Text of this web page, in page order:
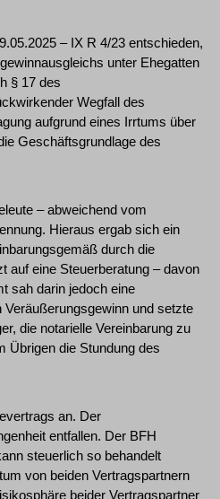
– IX R 4/23 entschieden,
unter Ehegatten
§ 17 des
Wegfall des
aufgrund eines Irrtums über
Geschäftsgrundlage des
– abweichend vom
Hieraus ergab sich ein
durch die
auf eine Steuerberatung – davon
sah darin jedoch eine
und setzte
die notarielle Vereinbarung zu
Übrigen die Stundung des
an. Der
entfallen. Der BFH
steuerlich so behandelt
von beiden Vertragspartnern
beider Vertragspartner